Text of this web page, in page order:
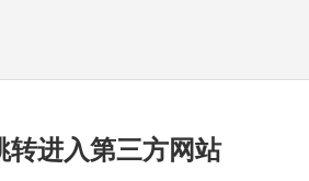
转进入第三方网站